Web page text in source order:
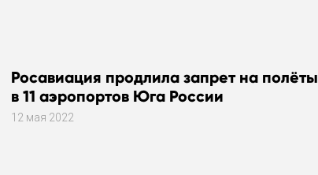
Росавиация продлила запрет на полёты
в 11 аэропортов Юга России
12 мая 2022